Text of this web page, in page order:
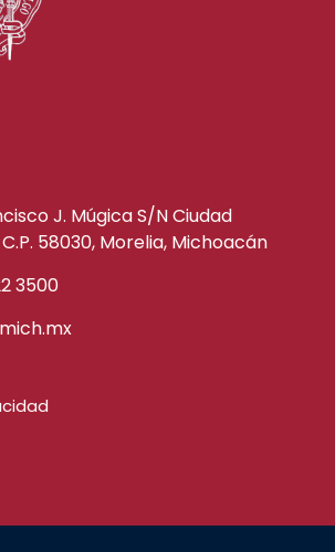
J. Múgica S/N Ciudad
58030, Morelia, Michoacán
3500